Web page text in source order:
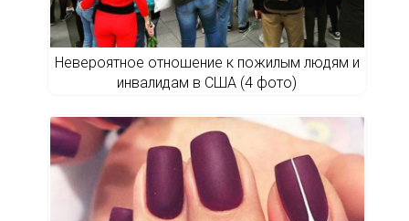
Невероятное отношение к пожилым людям и
инвалидам в США (4 фото)